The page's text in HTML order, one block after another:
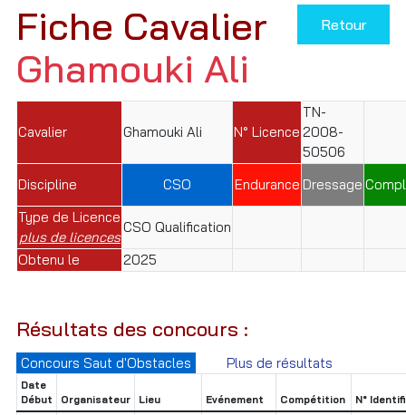
Retour
Fiche Cavalier
Ghamouki Ali
Cavalier Ghamouki Ali N° Licence
TN-
2008-
50506
Discipline
CSO Endurance Dressage
Type de Licence
plus de licences
CSO Qualification
Obtenu le
2025
Résultats des concours :
Concours Saut d'Obstacles Plus de résultats
Date
Début
Organisateur Lieu Evénement Compétition N°